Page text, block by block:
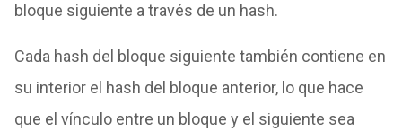
bloque siguiente a través de un hash.
Cada hash del bloque siguiente también contiene en
su interior el hash del bloque anterior, lo que hace
que el vínculo entre un bloque y el siguiente sea